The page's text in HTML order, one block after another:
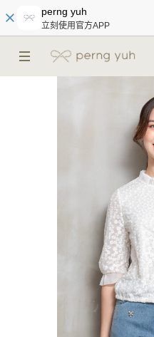
perng yuh
立刻使用官方APP